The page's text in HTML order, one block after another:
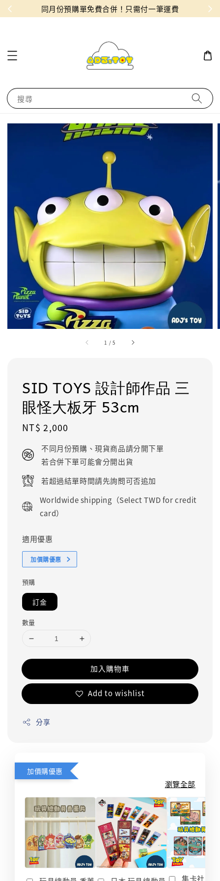
！ 同月份預購單免費合併！只需付一筆運費
搜尋
1 /5
SID TOYS 設計師作品 三
眼怪大板牙 53cm
Regular
NT$ 2,000
不同月份預購、現貨商品請分開下單
若合併下單可能會分開出貨
若超過結單時間請先詢問可否追加
Worldwide shipping（Select TWD for credit
card）
適用優惠
加價購優惠
預購
訂金
數量
加入購物車
Add to wishlist
分享
加價購優惠
瀏覽全部
集卡社 玩